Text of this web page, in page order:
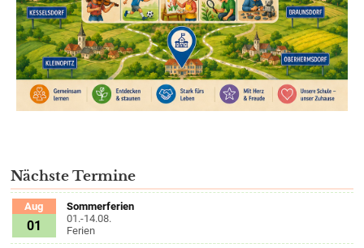
Nächste Termine
Aug
01
Sommerferien
01.-14.08.
Ferien